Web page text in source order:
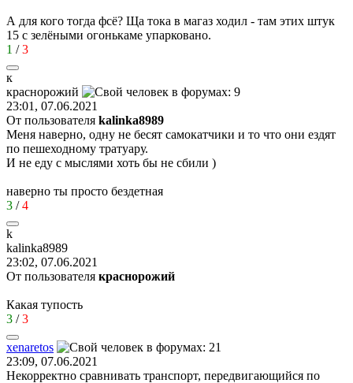
А для кого тогда фсё? Ща тока в магаз ходил - там этих штук
15 с зелёными огонькаме упарковано.
1 /3
к
краснорожий
23:01, 07.06.2021
От пользователя kalinka8989
Меня наверно, одну не бесят самокатчики и то что они ездят
по пешеходному тратуару.
И не еду с мыслями хоть бы не сбили )
наверно ты просто бездетная
3 /4
k
kalinka8989
23:02, 07.06.2021
От пользователя краснорожий
Какая тупость
3 /3
xenaretos
23:09, 07.06.2021
Некорректно сравнивать транспорт, передвигающийся по